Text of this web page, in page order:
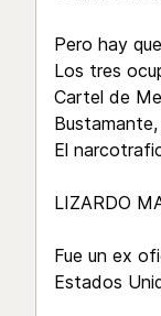
Pero hay
Los tres
Cartel de
El
LIZARDO
Fue un ex
Estados